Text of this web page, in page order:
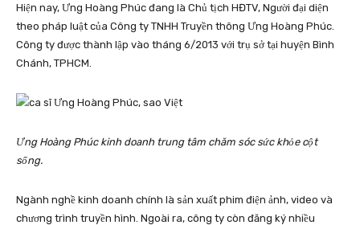
Hiện nay, Ưng Hoàng Phúc đang là Chủ tịch HĐTV, Người đại diện
theo pháp luật của Công ty TNHH Truyền thông Ưng Hoàng Phúc.
Công ty được thành lập vào tháng 6/2013 với trụ sở tại huyện Bình
Chánh, TPHCM.
Ưng Hoàng Phúc kinh doanh trung tâm chăm sóc sức khỏe cột
sống.
Ngành nghề kinh doanh chính là sản xuất phim điện ảnh, video và
chương trình truyền hình. Ngoài ra, công ty còn đăng ký nhiều